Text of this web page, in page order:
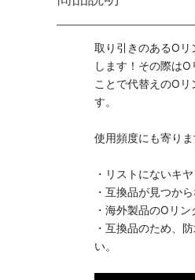
取り引きのあるO
します！その際は
ことで代替えのO
す。
使用頻度にも寄り
・リストにないキ
・互換品が見つか
・海外製品のOリ
・互換品のため、
い。